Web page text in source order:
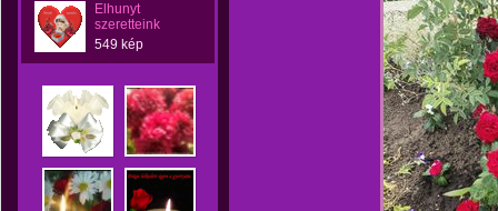
Elhunyt
szeretteink
549 kép